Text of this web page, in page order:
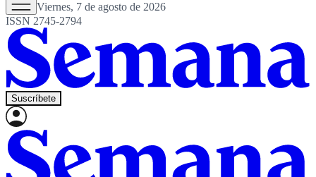
Viernes, 7 de agosto de 2026
ISSN 2745-2794
Suscríbete